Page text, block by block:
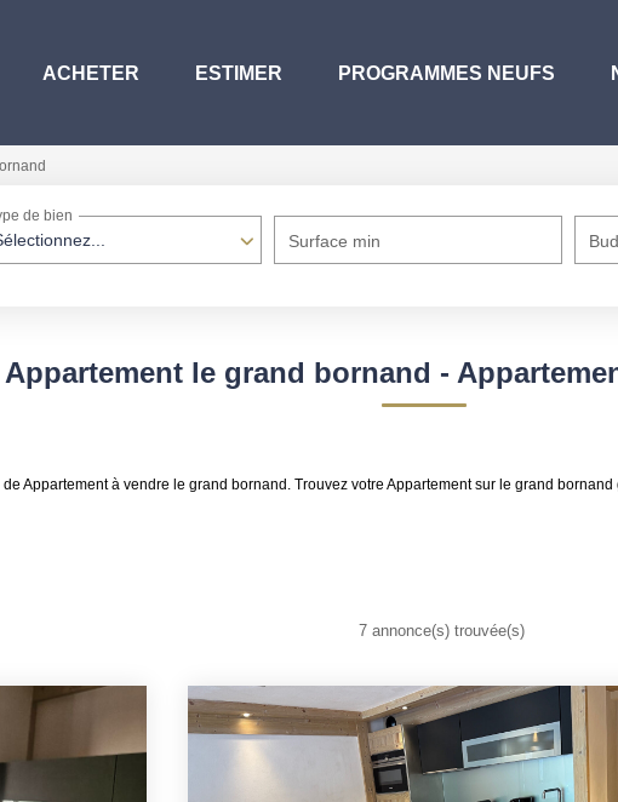
ACHETER ESTIMER PROGRAMMES NEUFS
de bien
Surface min
Appartement le grand bornand -
Appartement à vendre le grand bornand. Trouvez votre Appartement sur le grand
7 annonce(s) trouvée(s)